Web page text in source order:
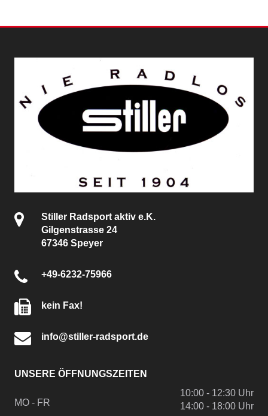
Stiller Radsport aktiv e.K.
Gilgenstrasse 24
67346 Speyer
+49-6232-75966
kein Fax!
info@stiller-radsport.de
UNSERE ÖFFNUNGSZEITEN
MO - FR
10:00 - 12:30 Uhr
14:00 - 18:00 Uhr